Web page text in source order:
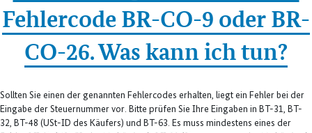
Fehlercode BR-CO-9 oder BR-
CO-26. Was kann ich tun?
Sollten Sie einen der genannten Fehlercodes erhalten, liegt ein Fehler bei der
Eingabe der Steuernummer vor. Bitte prüfen Sie Ihre Eingaben in BT-31, BT-
32, BT-48 (USt-ID des Käufers) und BT-63. Es muss mindestens eines der